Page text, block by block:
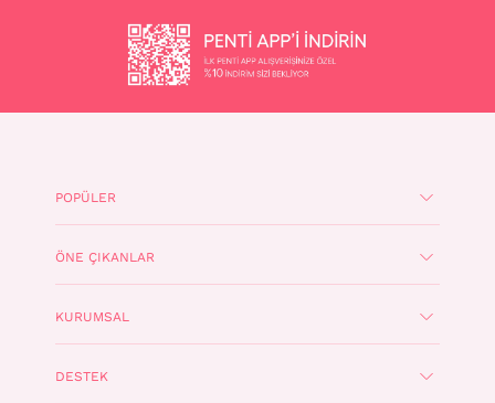
POPÜLER
ÖNE ÇIKANLAR
KURUMSAL
DESTEK